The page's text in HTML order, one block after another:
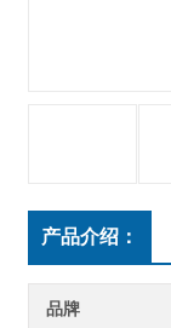
产品介绍：
品牌